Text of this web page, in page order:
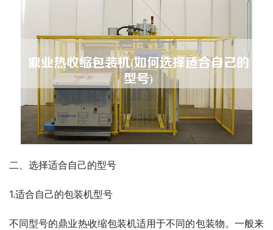
二、选择适合自己的型号
1.适合自己的包装机型号
不同型号的鼎业热收缩包装机适用于不同的包装物。一般来